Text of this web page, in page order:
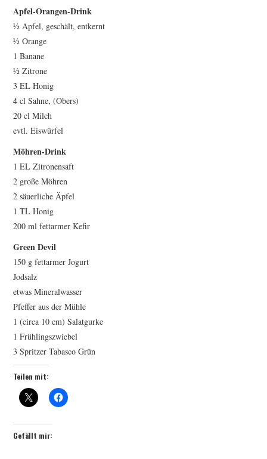
Apfel-Orangen-Drink
½ Apfel, geschält, entkernt
½ Orange
1 Banane
½ Zitrone
3 EL Honig
4 cl Sahne, (Obers)
20 cl Milch
evtl. Eiswürfel
Möhren-Drink
1 EL Zitronensaft
2 große Möhren
2 säuerliche Äpfel
1 TL Honig
200 ml fettarmer Kefir
Green Devil
150 g fettarmer Jogurt
Jodsalz
etwas Mineralwasser
Pfeffer aus der Mühle
1 (circa 10 cm) Salatgurke
1 Frühlingszwiebel
3 Spritzer Tabasco Grün
Teilen mit:
Gefällt mir: